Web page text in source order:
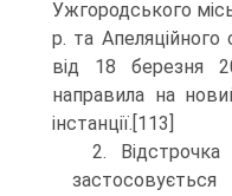
Ужгородського
р. та Апеляційного
від 18 березня
направила на
інстанції.[113]
2.